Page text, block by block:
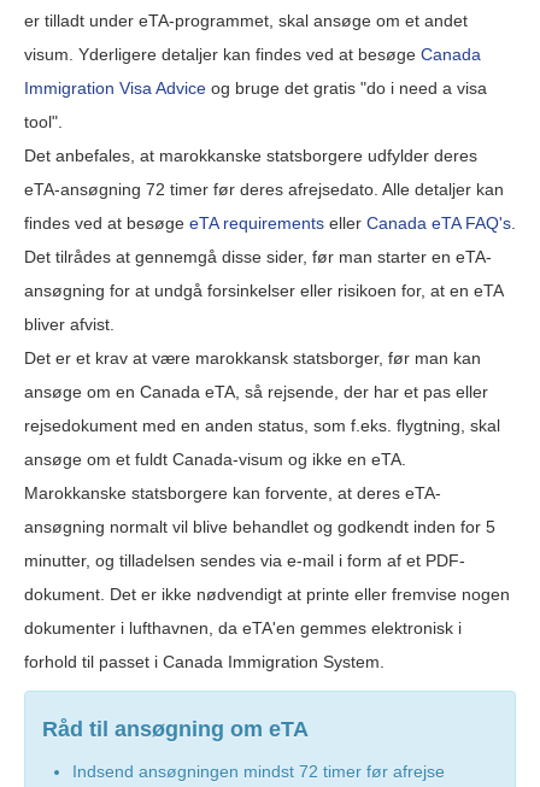
er tilladt under eTA-programmet, skal ansøge om et andet
visum. Yderligere detaljer kan findes ved at besøge Canada
Immigration Visa Advice og bruge det gratis "do i need a visa
tool".
Det anbefales, at marokkanske statsborgere udfylder deres
eTA-ansøgning 72 timer før deres afrejsedato. Alle detaljer kan
findes ved at besøge eTA requirements eller Canada eTA FAQ's
Det tilrådes at gennemgå disse sider, før man starter en eTA-
ansøgning for at undgå forsinkelser eller risikoen for, at en eTA
bliver afvist.
Det er et krav at være marokkansk statsborger, før man kan
ansøge om en Canada eTA, så rejsende, der har et pas eller
rejsedokument med en anden status, som f.eks. flygtning, skal
ansøge om et fuldt Canada-visum og ikke en eTA.
Marokkanske statsborgere kan forvente, at deres eTA-
ansøgning normalt vil blive behandlet og godkendt inden for 5
minutter, og tilladelsen sendes via e-mail i form af et PDF-
dokument. Det er ikke nødvendigt at printe eller fremvise nogen
dokumenter i lufthavnen, da eTA'en gemmes elektronisk i
forhold til passet i Canada Immigration System.
Råd til ansøgning om eTA
Indsend ansøgningen mindst 72 timer før afrejse